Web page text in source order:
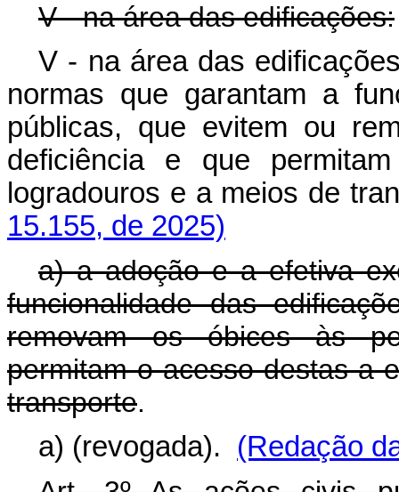
V - na área das edificações:
V - na área das
normas que garantam a
públicas, que evitem ou
deficiência e que
logradouros e a meios de
15.155, de 2025)
a) a adoção e a efetiva
funcionalidade das
removam os óbices às
permitam o acesso destas a
transporte.
a) (revogada). (Redação